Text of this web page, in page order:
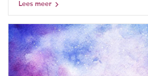
Lees meer